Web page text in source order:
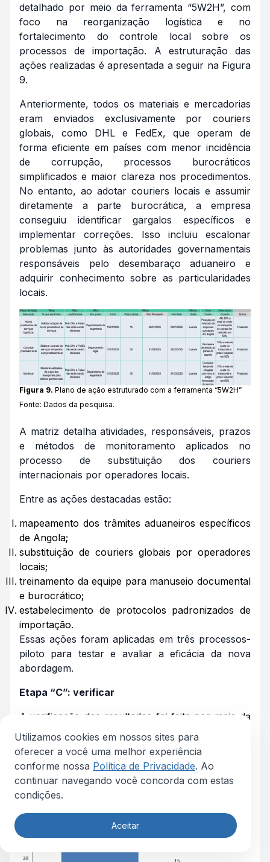
Utilizamos cookies em nossos sites para
oferecer a você uma melhor experiência
conforme nossa Política de Privacidade. Ao
continuar navegando você concorda com estas
condições.
Aceitar
detalhado por meio da ferramenta “5W2H”, com
foco na reorganização logística e no
fortalecimento do controle local sobre os
processos de importação. A estruturação das
ações realizadas é apresentada a seguir na Figura
9.
Anteriormente, todos os materiais e mercadorias
eram enviados exclusivamente por couriers
globais, como DHL e FedEx, que operam de
forma eficiente em países com menor incidência
de corrupção, processos burocráticos
simplificados e maior clareza nos procedimentos.
No entanto, ao adotar couriers locais e assumir
diretamente a parte burocrática, a empresa
conseguiu identificar gargalos específicos e
implementar correções. Isso incluiu escalonar
problemas junto às autoridades governamentais
responsáveis pelo desembaraço aduaneiro e
adquirir conhecimento sobre as particularidades
locais.
Figura 9. Plano de ação estruturado com a ferramenta “5W2H”
Fonte: Dados da pesquisa.
A matriz detalha atividades, responsáveis, prazos
e métodos de monitoramento aplicados no
processo de substituição dos couriers
internacionais por operadores locais.
Entre as ações destacadas estão:
mapeamento dos trâmites aduaneiros específicos
de Angola;
substituição de couriers globais por operadores
locais;
treinamento da equipe para manuseio documental
e burocrático;
estabelecimento de protocolos padronizados de
importação.
Essas ações foram aplicadas em três processos-
piloto para testar e avaliar a eficácia da nova
abordagem.
Etapa “C”: verificar
A verificação dos resultados foi feita por meio da
análise comparativa dos tempos de entrega antes
e depois da implementação do novo modelo. O
tempo médio de espera nos testes-piloto caiu
72,2% (Figura 10).